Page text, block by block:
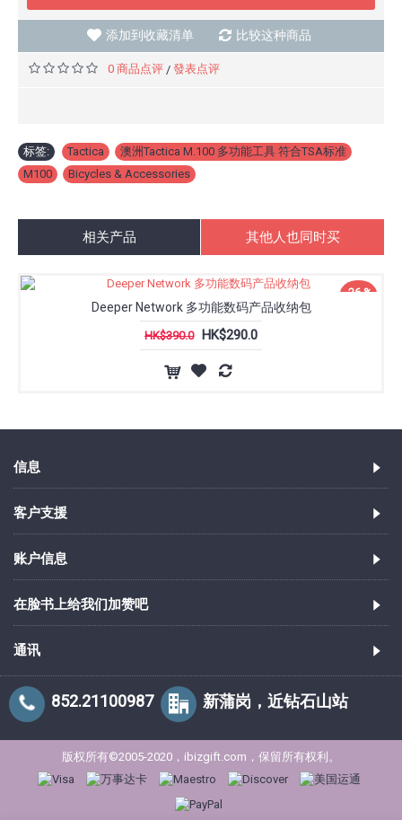
添加到收藏清单 比较这种商品
0 商品点评 / 發表点评
标签: Tactica 澳洲Tactica M.100 多功能工具 符合TSA标准
M100
Bicycles & Accessories
相关产品 其他人也同时买
-26 %
Deeper Network 多功能数码产品收纳包
HK$390.0 HK$290.0
信息
客户支援
账户信息
在脸书上给我们加赞吧
通讯
852.21100987 新蒲岗，近钻石山站
版权所有©2005-2020，ibizgift.com，保留所有权利。